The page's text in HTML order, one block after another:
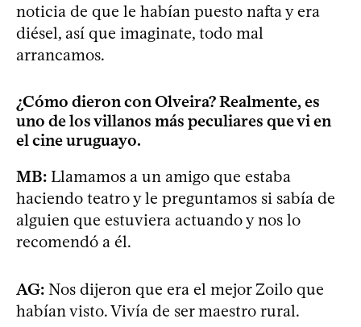
noticia de que le habían puesto nafta y era
diésel, así que imaginate, todo mal
arrancamos.
¿Cómo dieron con Olveira? Realmente, es
uno de los villanos más peculiares que vi en
el cine uruguayo.
MB: Llamamos a un amigo que estaba
haciendo teatro y le preguntamos si sabía de
alguien que estuviera actuando y nos lo
recomendó a él.
AG: Nos dijeron que era el mejor Zoilo que
habían visto. Vivía de ser maestro rural.